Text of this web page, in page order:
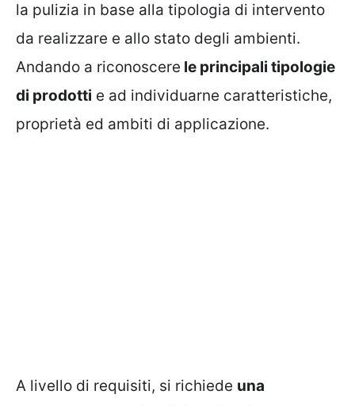
la pulizia in base alla tipologia di intervento
da realizzare e allo stato degli ambienti.
Andando a riconoscere le principali tipologie
di prodotti e ad individuarne caratteristiche,
proprietà ed ambiti di applicazione.
A livello di requisiti, si richiede una